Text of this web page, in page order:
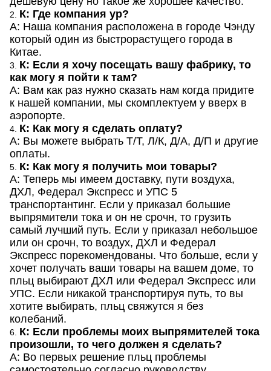
2. К: Где компания ур?
А: Наша компания расположена в городе Чэнду
который один из быстрорастущего города в
Китае.
3. К: Если я хочу посещать вашу фабрику, то
как могу я пойти к там?
А: Вам как раз нужно сказать нам когда придите
к нашей компании, мы скомплектуем у вверх в
аэропорте.
4. К: Как могу я сделать оплату?
А: Вы можете выбрать Т/Т, Л/К, Д/А, Д/П и другие
оплаты.
5. К: Как могу я получить мои товары?
А: Теперь мы имеем доставку, пути воздуха,
ДХЛ, Федерал Экспресс и УПС 5
транспортантинг. Если у приказал большие
выпрямители тока и он не срочн, то грузить
самый лучший путь. Если у приказал небольшое
или он срочн, то воздух, ДХЛ и Федерал
Экспресс порекомендованы. Что больше, если у
хочет получать ваши товары на вашем доме, то
пльц выбирают ДХЛ или Федерал Экспресс или
УПС. Если никакой транспортируя путь, то вы
хотите выбирать, пльц свяжутся я без
колебаний.
6. К: Если проблемы моих выпрямителей тока
произошли, то чего должен я сделать?
А: Во первых решение пльц проблемы